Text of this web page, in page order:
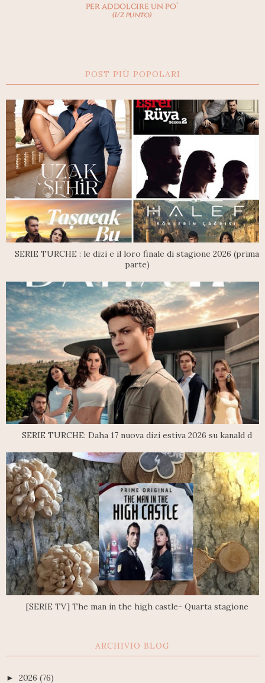
POST PIÙ POPOLARI
SERIE TURCHE : le dizi e il loro finale di stagione 2026 (prima
parte)
SERIE TURCHE: Daha 17 nuova dizi estiva 2026 su kanald d
[SERIE TV] The man in the high castle- Quarta stagione
ARCHIVIO BLOG
► 2026 (76)